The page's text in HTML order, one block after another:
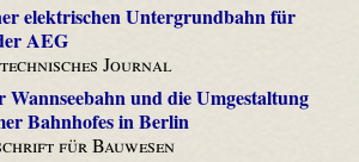
elektrischen Untergrundbahn für
AEG
Journal
Wannseebahn und die Umgestaltung
Bahnhofes in Berlin
für Bauwesen